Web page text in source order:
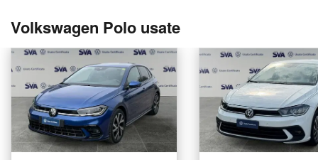
Volkswagen Polo usate